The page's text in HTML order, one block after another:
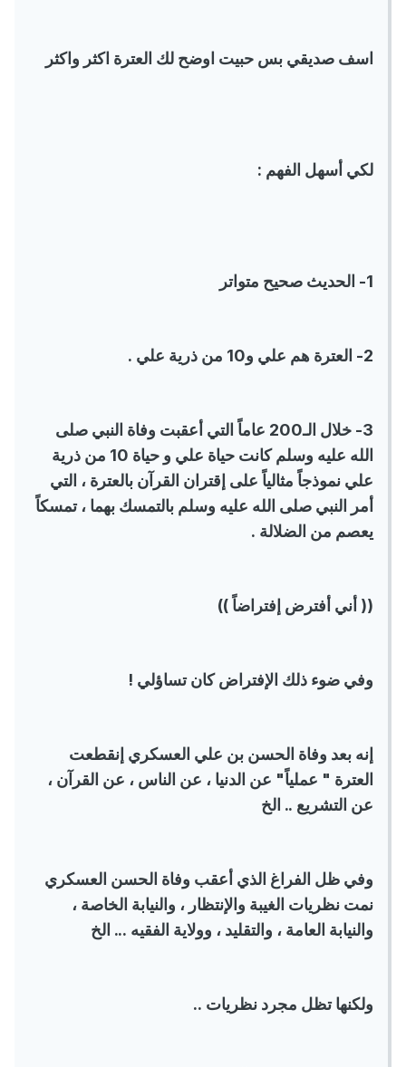
اسف صديقي بس حبيت اوضح لك العترة اكثر واكثر
لكي أسهل الفهم :
1- الحديث صحيح متواتر
2- العترة هم علي و10 من ذرية علي .
3- خلال الـ200 عاماً التي أعقبت وفاة النبي صلى
الله عليه وسلم كانت حياة علي و حياة 10 من ذرية
علي نموذجاً مثالياً على إقتران القرآن بالعترة ، التي
أمر النبي صلى الله عليه وسلم بالتمسك بهما ، تمسكاً
يعصم من الضلالة .
(( أني أفترض إفتراضاً ))
وفي ضوء ذلك الإفتراض كان تساؤلي !
إنه بعد وفاة الحسن بن علي العسكري إنقطعت
العترة " عملياً" عن الدنيا ، عن الناس ، عن القرآن ،
عن التشريع .. الخ
وفي ظل الفراغ الذي أعقب وفاة الحسن العسكري
نمت نظريات الغيبة والإنتظار ، والنيابة الخاصة ،
والنيابة العامة ، والتقليد ، وولاية الفقيه ... الخ
ولكنها تظل مجرد نظريات ..